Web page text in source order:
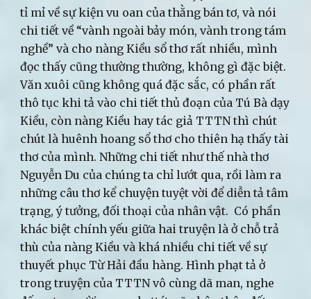
tỉ mỉ về sự kiện vu oan của thằng bán tơ, và nói
chi tiết về “vành ngoài bảy món, vành trong tám
nghề” và cho nàng Kiều sổ thơ rất nhiều, mình
đọc thấy cũng thường thường, không gì đặc biệt.
Văn xuôi cũng không quá đặc sắc, có phần rất
thô tục khi tả vào chi tiết thủ đoạn của Tú Bà dạy
Kiều, còn nàng Kiều hay tác giả TTTN thì chút
chút là huênh hoang sổ thơ cho thiên hạ thấy tài
thơ của mình. Những chi tiết như thế nhà thơ
Nguyễn Du của chúng ta chỉ lướt qua, rồi làm ra
những câu thơ kể chuyện tuyệt vời để diễn tả tâm
trạng, ý tưởng, đối thoại của nhân vật. Có phần
khác biệt chính yếu giữa hai truyện là ở chỗ trả
thù của nàng Kiều và khá nhiều chi tiết về sự
thuyết phục Từ Hải đầu hàng. Hình phạt tả ở
trong truyện của TTTN vô cùng dã man, nghe